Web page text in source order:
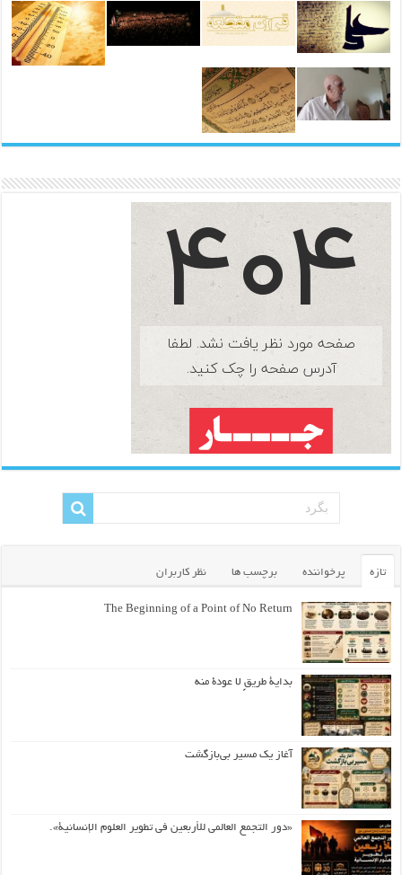
تازه پرخواننده برچسب ها نظر کاربران
The Beginning of a Point of No Return
بداية طريقٍ لا عودة منه
آغاز یک مسیر بی‌بازگشت
«دور التجمع العالمي للأربعين في تطوير العلوم الإنسانية».